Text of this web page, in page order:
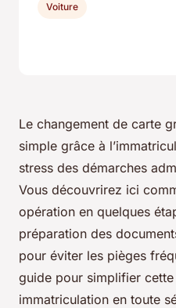
Le changement de carte
simple grâce à
stress des démarches
Vous découvrirez ici
opération en quelques
préparation des
pour éviter les pièges
guide pour simplifier
immatriculation en toute
Voiture